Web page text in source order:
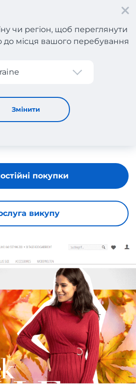
чи регіон, щоб переглянути
до місця вашого перебування
Змінити
викупу
покупки